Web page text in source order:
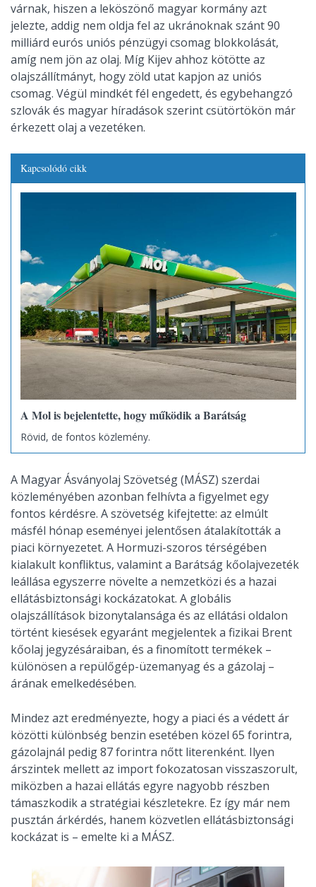
várnak, hiszen a leköszönő magyar kormány azt
jelezte, addig nem oldja fel az ukránoknak szánt 90
milliárd eurós uniós pénzügyi csomag blokkolását,
amíg nem jön az olaj. Míg Kijev ahhoz kötötte az
olajszállítmányt, hogy zöld utat kapjon az uniós
csomag. Végül mindkét fél engedett, és egybehangzó
szlovák és magyar híradások szerint csütörtökön már
érkezett olaj a vezetéken.
Kapcsolódó cikk
A Mol is bejelentette, hogy működik a Barátság
Rövid, de fontos közlemény.
A Magyar Ásványolaj Szövetség (MÁSZ) szerdai
közleményében azonban felhívta a figyelmet egy
fontos kérdésre. A szövetség kifejtette: az elmúlt
másfél hónap eseményei jelentősen átalakították a
piaci környezetet. A Hormuzi-szoros térségében
kialakult konfliktus, valamint a Barátság kőolajvezeték
leállása egyszerre növelte a nemzetközi és a hazai
ellátásbiztonsági kockázatokat. A globális
olajszállítások bizonytalansága és az ellátási oldalon
történt kiesések egyaránt megjelentek a fizikai Brent
kőolaj jegyzésáraiban, és a finomított termékek –
különösen a repülőgép-üzemanyag és a gázolaj –
árának emelkedésében.
Mindez azt eredményezte, hogy a piaci és a védett ár
közötti különbség benzin esetében közel 65 forintra,
gázolajnál pedig 87 forintra nőtt literenként. Ilyen
árszintek mellett az import fokozatosan visszaszorult,
miközben a hazai ellátás egyre nagyobb részben
támaszkodik a stratégiai készletekre. Ez így már nem
pusztán árkérdés, hanem közvetlen ellátásbiztonsági
kockázat is – emelte ki a MÁSZ.